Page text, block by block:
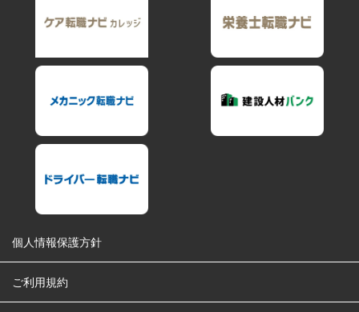
個人情報保護方針
ご利用規約